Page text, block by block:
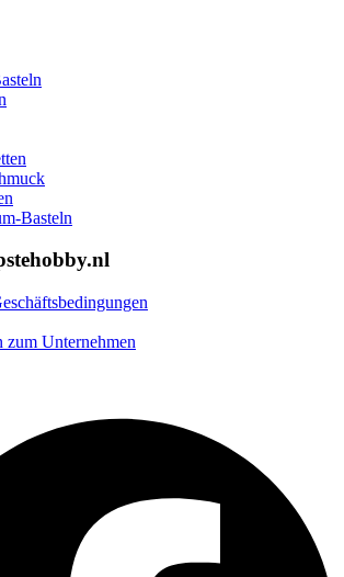
Basteln
zum Unternehmen